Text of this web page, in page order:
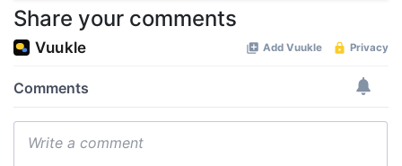
Share your comments